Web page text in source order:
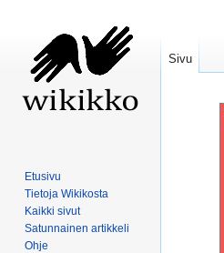
Sivu
Etusivu
Tietoja Wikikosta
Kaikki sivut
Satunnainen artikkeli
Ohje